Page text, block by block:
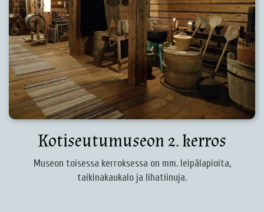
Kotiseutumuseon 2. kerros
Museon toisessa kerroksessa on mm. leipälapioita,
taikinakaukalo ja lihatiinuja.